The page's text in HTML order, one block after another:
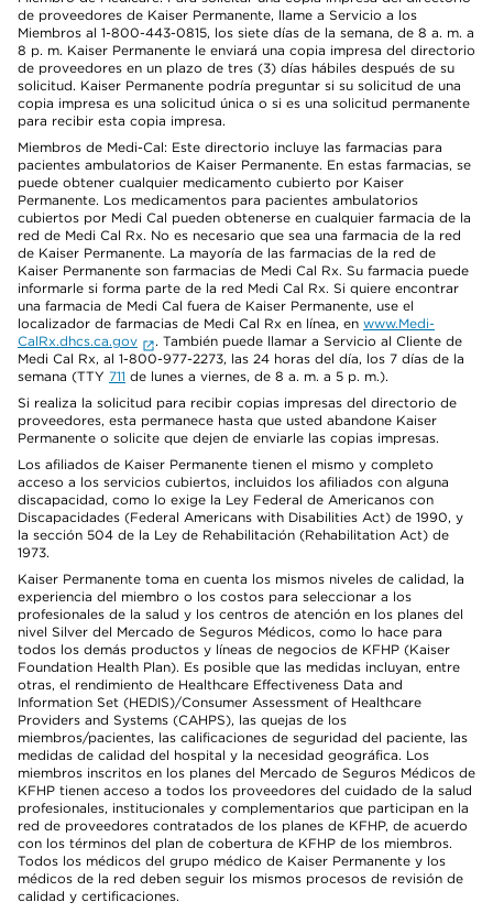
de proveedores de Kaiser Permanente, llame a Servicio a los
Miembros al 1-800-443-0815, los siete días de la semana, de 8 a. m. a
8 p. m. Kaiser Permanente le enviará una copia impresa del directorio
de proveedores en un plazo de tres (3) días hábiles después de su
solicitud. Kaiser Permanente podría preguntar si su solicitud de una
copia impresa es una solicitud única o si es una solicitud permanente
para recibir esta copia impresa.
Miembros de Medi-Cal: Este directorio incluye las farmacias para
pacientes ambulatorios de Kaiser Permanente. En estas farmacias, se
puede obtener cualquier medicamento cubierto por Kaiser
Permanente. Los medicamentos para pacientes ambulatorios
cubiertos por Medi Cal pueden obtenerse en cualquier farmacia de la
red de Medi Cal Rx. No es necesario que sea una farmacia de la red
de Kaiser Permanente. La mayoría de las farmacias de la red de
Kaiser Permanente son farmacias de Medi Cal Rx. Su farmacia puede
informarle si forma parte de la red Medi Cal Rx. Si quiere encontrar
una farmacia de Medi Cal fuera de Kaiser Permanente, use el
localizador de farmacias de Medi Cal Rx en línea, en www.Medi-
CalRx.dhcs.ca.gov
. También puede llamar a Servicio al Cliente de
Medi Cal Rx, al 1-800-977-2273, las 24 horas del día, los 7 días de la
semana (TTY 711 de lunes a viernes, de 8 a. m. a 5 p. m.).
Si realiza la solicitud para recibir copias impresas del directorio de
proveedores, esta permanece hasta que usted abandone Kaiser
Permanente o solicite que dejen de enviarle las copias impresas.
Los afiliados de Kaiser Permanente tienen el mismo y completo
acceso a los servicios cubiertos, incluidos los afiliados con alguna
discapacidad, como lo exige la Ley Federal de Americanos con
Discapacidades (Federal Americans with Disabilities Act) de 1990, y
la sección 504 de la Ley de Rehabilitación (Rehabilitation Act) de
1973.
Kaiser Permanente toma en cuenta los mismos niveles de calidad, la
experiencia del miembro o los costos para seleccionar a los
profesionales de la salud y los centros de atención en los planes del
nivel Silver del Mercado de Seguros Médicos, como lo hace para
todos los demás productos y líneas de negocios de KFHP (Kaiser
Foundation Health Plan). Es posible que las medidas incluyan, entre
otras, el rendimiento de Healthcare Effectiveness Data and
Information Set (HEDIS)/Consumer Assessment of Healthcare
Providers and Systems (CAHPS), las quejas de los
miembros/pacientes, las calificaciones de seguridad del paciente, las
medidas de calidad del hospital y la necesidad geográfica. Los
miembros inscritos en los planes del Mercado de Seguros Médicos de
KFHP tienen acceso a todos los proveedores del cuidado de la salud
profesionales, institucionales y complementarios que participan en la
red de proveedores contratados de los planes de KFHP, de acuerdo
con los términos del plan de cobertura de KFHP de los miembros.
Todos los médicos del grupo médico de Kaiser Permanente y los
médicos de la red deben seguir los mismos procesos de revisión de
calidad y certificaciones.